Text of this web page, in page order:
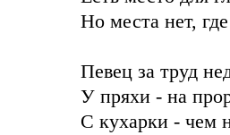
Но места нет,
Певец за труд
У пряхи - на
С кухарки - чем